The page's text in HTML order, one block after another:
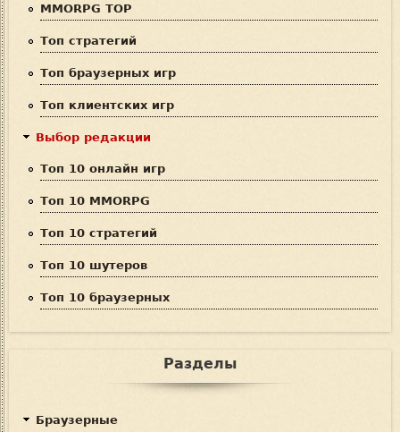
MMORPG TOP
Топ стратегий
Топ браузерных игр
Топ клиентских игр
Выбор редакции
Топ 10 онлайн игр
Топ 10 MMORPG
Топ 10 стратегий
Топ 10 шутеров
Топ 10 браузерных
Разделы
Браузерные